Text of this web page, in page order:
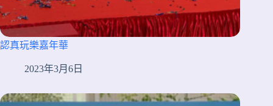
認真玩樂嘉年華
2023年3月6日